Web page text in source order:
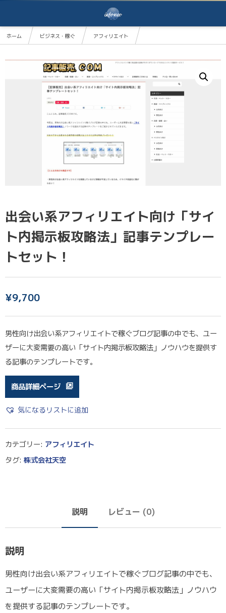
ホーム ビジネス・稼ぐ
アフィリエイト
出会い系アフィリエイト向け「サイ
ト内掲示板攻略法」記事テンプレー
トセット！
¥9,700
男性向け出会い系アフィリエイトで稼ぐブログ記事の中でも、ユー
ザーに大変需要の高い「サイト内掲示板攻略法」ノウハウを提供す
る記事のテンプレートです。
商品詳細ページ
気になるリストに追加
カテゴリー: アフィリエイト
タグ: 株式会社天空
説明 レビュー (0)
説明
男性向け出会い系アフィリエイトで稼ぐブログ記事の中でも、
ユーザーに大変需要の高い「サイト内掲示板攻略法」ノウハウ
を提供する記事のテンプレートです。